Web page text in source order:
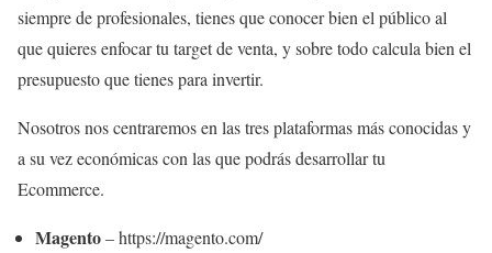
siempre de profesionales, tienes que conocer bien el público al
que quieres enfocar tu target de venta, y sobre todo calcula bien el
presupuesto que tienes para invertir.
Nosotros nos centraremos en las tres plataformas más conocidas y
a su vez económicas con las que podrás desarrollar tu
Ecommerce.
Magento– https://magento.com/